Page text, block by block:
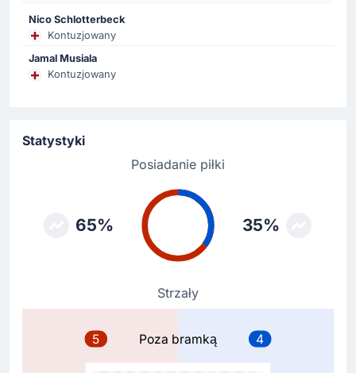
65'
Zmiana zawodnika
Jurgen Locadia
Zmiana zawodnika
Deniz Undav
Jamal Musiala ustępuje miejsca na boisku dla Deniz
Gol !
Jamal Musiala
Joshua Kimmich(Asysta)
Nico Schlotterbeck
Kontuzjowany
Jamal Musiala
Kontuzjowany
Statystyki
Posiadanie piłki
65% 35%
Strzały
5 Poza bramką 4